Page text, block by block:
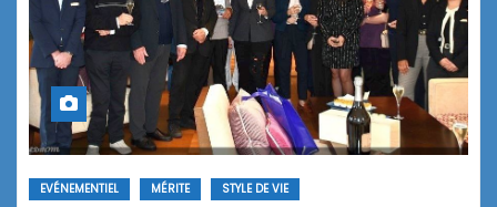
EVÉNEMENTIEL MÉRITE STYLE DE VIE